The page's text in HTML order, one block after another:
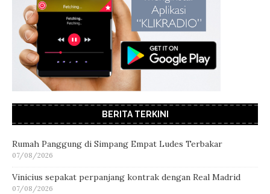
BERITA TERKINI
Rumah Panggung di Simpang Empat Ludes Terbakar
07/08/2026
Vinicius sepakat perpanjang kontrak dengan Real Madrid
07/08/2026